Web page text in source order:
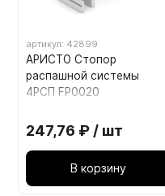
артикул: 42899
АРИСТО Стопор
распашной системы
4РСП FP0020
247,76 ₽ / шт
В корзину